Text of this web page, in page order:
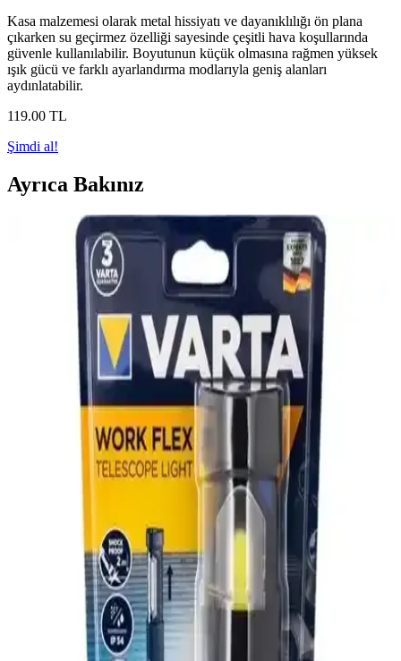
Kasa malzemesi olarak metal hissiyatı ve dayanıklılığı ön plana
çıkarken su geçirmez özelliği sayesinde çeşitli hava koşullarında
güvenle kullanılabilir. Boyutunun küçük olmasına rağmen yüksek
ışık gücü ve farklı ayarlandırma modlarıyla geniş alanları
aydınlatabilir.
119.00 TL
Şimdi al!
Ayrıca Bakınız
Ardinyo Ultra Güçlü ve Nanopro Kafa Feneri
Karşılaştırması: Performans ve Kullanım Özellikleri
İki yüksek performanslı ürün, Ardinyo Ultra Güçlü el feneri ve
Nanopro kafa feneri, farklı kullanım alanları ve özellikleriyle öne
çıkıyor. Bu karşılaştırma, ihtiyaçlarınıza en uygun aydınlatma
çözümünü seçmenize yardımcı olur.
Hubstein Cob Mini LED El Feneri: Hafif, Güçlü ve
Çok Fonksiyonlu Aydınlatma Çözümü
Hubstein COB Mini LED El Feneri, hafifliği ve güçlü ışık
performansıyla hareket halinde ve dış ortam kullanımı için ideal, üç
modlu, şarjlı ve pratik bir aydınlatma çözümüdür.
Cata 20 Saat Şarjlı Gemici El Feneri Dimmerli Ct-
9950 Performans ve Kullanım Özellikleri
Cata Ct-9950, 20 saat şarj süresi, ayarlanabilir ışık gücü ve dayanıklı
tasarımıyla açık hava etkinlikleri ve acil durumlar için ideal,
kompakt ve kullanışlı bir el feneridir.
Cata CT-8024 Şarj Edilebilir Ledli El Feneri: Hafif,
Dayanıklı ve Çok Modlu Aydınlatma Çözümü